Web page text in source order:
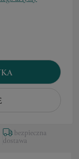
bezpieczna
dostawa